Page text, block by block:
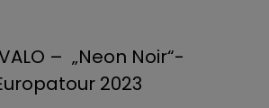
– „Neon Noir“-
2023